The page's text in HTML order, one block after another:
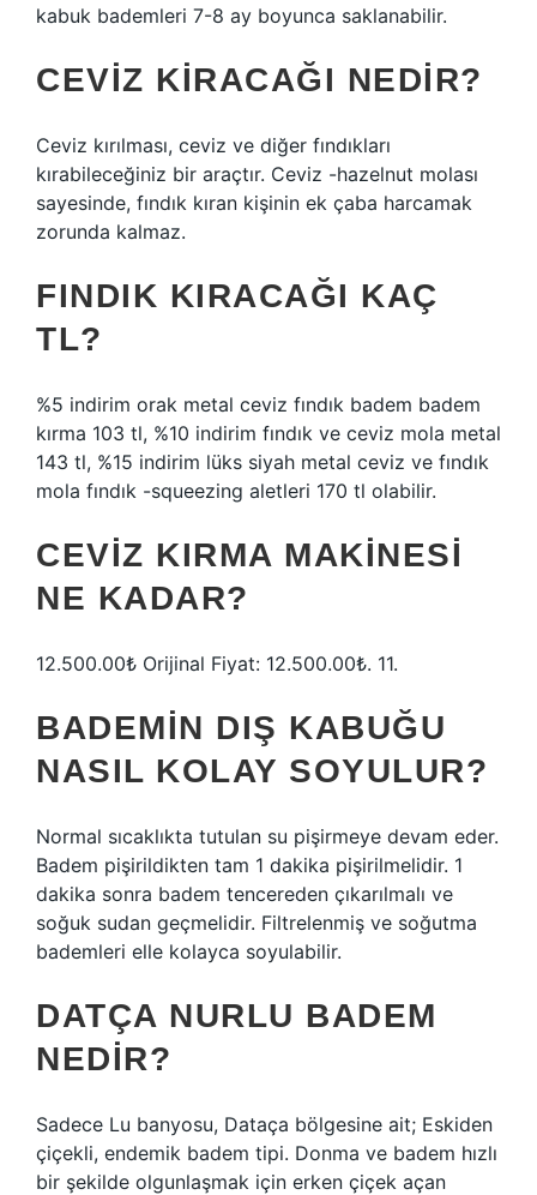
kabuk bademleri 7-8 ay boyunca saklanabilir.
CEVIZ KIRACAĞI NEDIR?
Ceviz kırılması, ceviz ve diğer fındıkları
kırabileceğiniz bir araçtır. Ceviz -hazelnut molası
sayesinde, fındık kıran kişinin ek çaba harcamak
zorunda kalmaz.
FINDIK KIRACAĞI KAÇ
TL?
%5 indirim orak metal ceviz fındık badem badem
kırma 103 tl, %10 indirim fındık ve ceviz mola metal
143 tl, %15 indirim lüks siyah metal ceviz ve fındık
mola fındık -squeezing aletleri 170 tl olabilir.
CEVIZ KIRMA MAKINESI
NE KADAR?
12.500.00₺ Orijinal Fiyat: 12.500.00₺. 11.
BADEMIN DIŞ KABUĞU
NASIL KOLAY SOYULUR?
Normal sıcaklıkta tutulan su pişirmeye devam eder.
Badem pişirildikten tam 1 dakika pişirilmelidir. 1
dakika sonra badem tencereden çıkarılmalı ve
soğuk sudan geçmelidir. Filtrelenmiş ve soğutma
bademleri elle kolayca soyulabilir.
DATÇA NURLU BADEM
NEDIR?
Sadece Lu banyosu, Dataça bölgesine ait; Eskiden
çiçekli, endemik badem tipi. Donma ve badem hızlı
bir şekilde olgunlaşmak için erken çiçek açan